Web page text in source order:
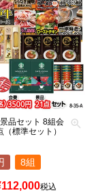
品セット 8組会
標準セット）
8組
112,000税込